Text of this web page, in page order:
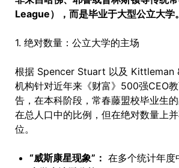
League），而是毕业于大型公立大学。
1. 绝对数量：公立大学的主场
根据 Spencer Stuart 以及 Kittleman
机构针对近年来《财富》500强CEO
告，在本科阶段，常春藤盟校毕业生
在总人口中的比例，但在绝对数量上
位。
“威斯康星现象”： 在多个统计年度